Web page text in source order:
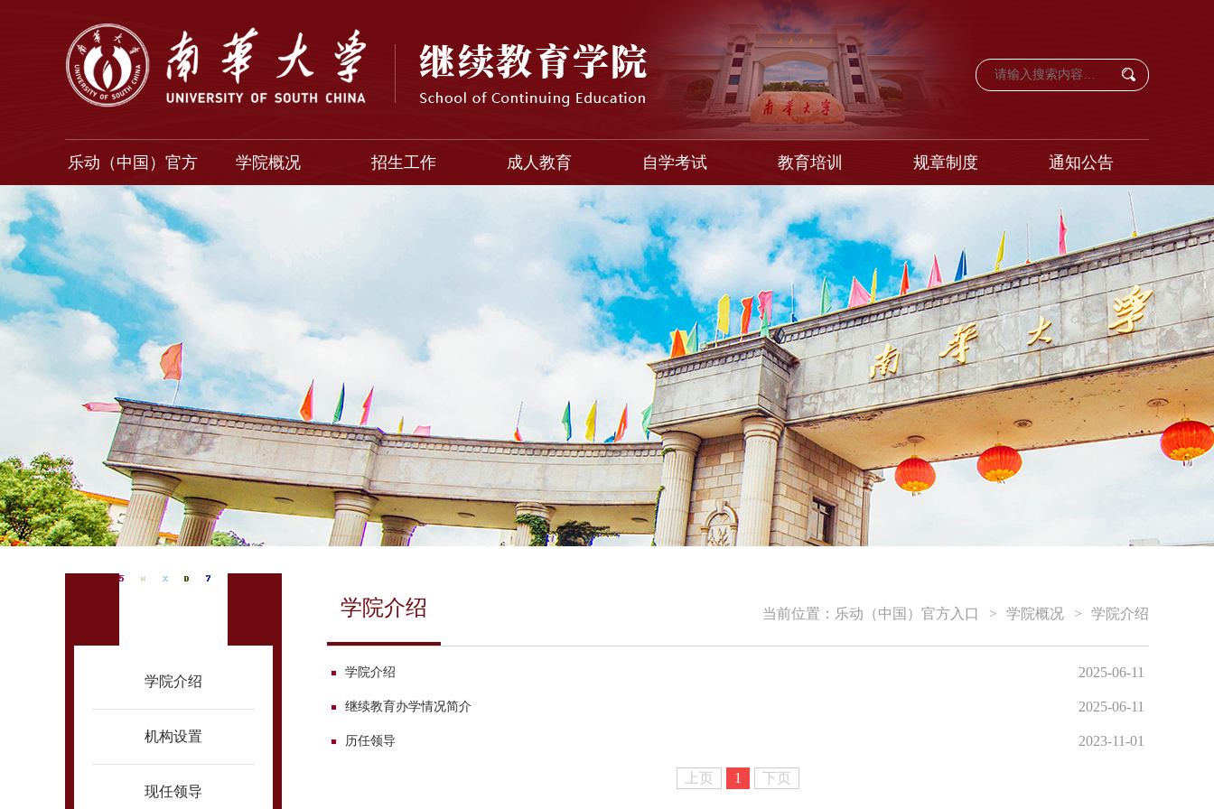
乐动（中国）官方
入口
学院概况 招生工作 成人教育 自学考试 教育培训 规章制度 通知公告
学院介绍
机构设置
现任领导
学院介绍 当前位置： 乐动（中国）官方入口 > 学院概况 > 学院介绍
学院介绍 2025-06-11
继续教育办学情况简介 2025-06-11
历任领导 2023-11-01
上页 1 下页